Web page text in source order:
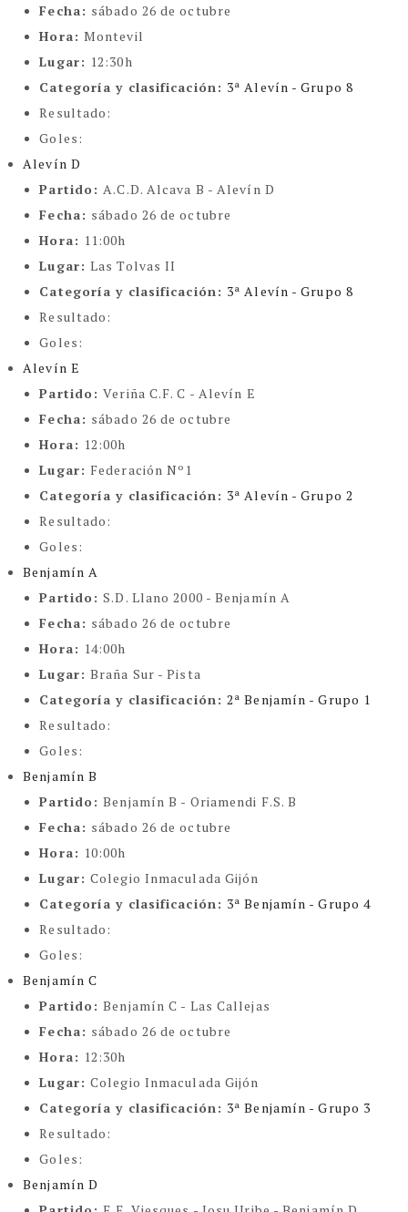
Fecha: sábado 26 de octubre
Hora: Montevil
Lugar: 12:30h
Categoría y clasificación : 3ª Alevín - Grupo 8
Resultado:
Goles:
Alevín D
Partido: A.C.D. Alcava B - Alevín D
Fecha: sábado 26 de octubre
Hora: 11:00h
Lugar:Las Tolvas II
Categoría y clasificación : 3ª Alevín - Grupo 8
Resultado:
Goles:
Alevín E
Partido:Veriña C.F. C - Alevín E
Fecha: sábado 26 de octubre
Hora: 12:00h
Lugar: Federación Nº1
Categoría y clasificación : 3ª Alevín - Grupo 2
Resultado:
Goles:
Benjamín A
Partido:S.D. Llano 2000 - Benjamín A
Fecha: sábado 26 de octubre
Hora: 14:00h
Lugar:Braña Sur - Pista
Categoría y clasificación :2ª Benjamín - Grupo 1
Resultado:
Goles:
Benjamín B
Partido:Benjamín B - Oriamendi F.S. B
Fecha: sábado 26 de octubre
Hora: 10:00h
Lugar:Colegio Inmaculada Gijón
Categoría y clasificación : 3ª Benjamín - Grupo 4
Resultado:
Goles:
Benjamín C
Partido:Benjamín C - Las Callejas
Fecha: sábado 26 de octubre
Hora: 12:30h
Lugar:Colegio Inmaculada Gijón
Categoría y clasificación : 3ª Benjamín - Grupo 3
Resultado:
Goles:
Benjamín D